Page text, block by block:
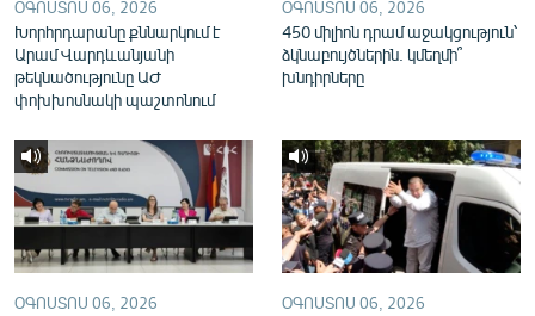
«Ազատության» բոլոր կայքերը
ՕԳՈՍՏՈՍ 06, 2026
Խորհրդարանը քննարկում է
Արամ Վարդևանյանի
թեկնածությունը ԱԺ
փոխխոսնակի պաշտոնում
ՕԳՈՍՏՈՍ 06, 2026
450 միլիոն դրամ աջակցություն՝
ձկնաբույծներին. կմեղմի՞
խնդիրները
ՕԳՈՍՏՈՍ 06, 2026 ՕԳՈՍՏՈՍ 06, 2026